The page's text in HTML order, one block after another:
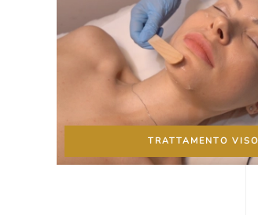
TRATTAMENTO VISO